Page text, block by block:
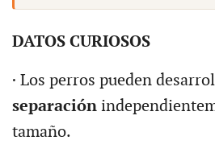
DATOS CURIOSOS
· Los perros pueden
separación
tamaño.